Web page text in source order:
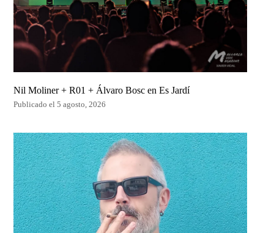
Nil Moliner + R01 + Álvaro Bosc en Es Jardí
Publicado el 5 agosto, 2026